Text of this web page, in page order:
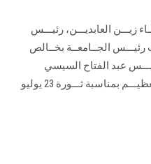
الزائـرونزيـــن العابديـــن، رئيـــس
الجــامعــة بخــالص
عبد الفتاح السيسي
رئيـــس الجمهـــورية وشعب مصر العظيـــم بمناسبة ثـــورة 23 يوليو